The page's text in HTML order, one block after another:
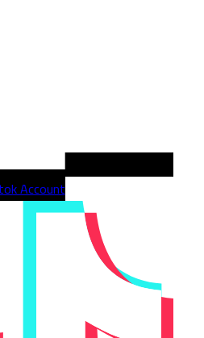
Tiktok Account